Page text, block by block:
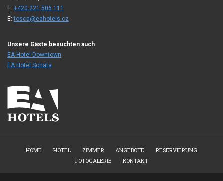
T: +420 221 506 111
E:tosca@eahotels.cz
Unsere Gäste besuchten auch
EA Hotel Downtown
EA Hotel Sonata
HOME HOTEL ZIMMER ANGEBOTE
RESERVIERUNG
FOTOGALERIE
KONTAKT